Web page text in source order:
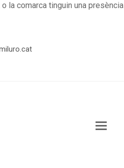
la comarca tinguin una presència